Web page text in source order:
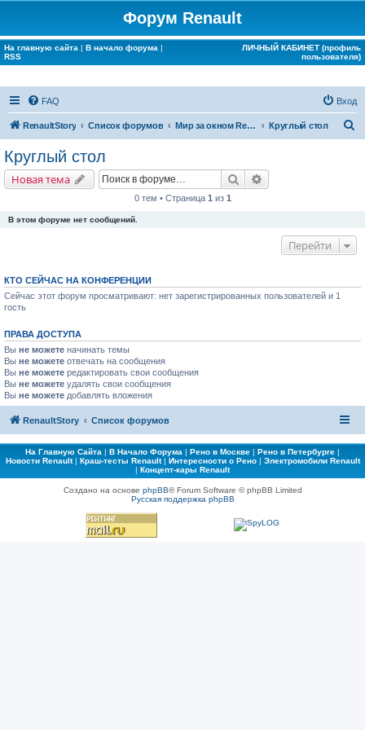
Форум Renault
На главную сайта | В начало форума |
RSS
ЛИЧНЫЙ КАБИНЕТ (профиль
пользователя)
FAQ Вход
RenaultStory Список форумов Мир за окном Renault Круглый стол
Круглый стол
Новая тема Поиск
0 тем • Страница 1 из 1
В этом форуме нет сообщений.
Перейти
КТО СЕЙЧАС НА КОНФЕРЕНЦИИ
Сейчас этот форум просматривают: нет зарегистрированных пользователей и 1
гость
ПРАВА ДОСТУПА
Вы не можете начинать темы
Вы не можете отвечать на сообщения
Вы не можете редактировать свои сообщения
Вы не можете удалять свои сообщения
Вы не можете добавлять вложения
RenaultStory Список форумов
На Главную Сайта | В Начало Форума | Рено в Москве | Рено в Петербурге |
Новости Renault| Краш-тесты Renault| Интересности о Рено| Электромобили Renault
| Концепт-кары Renault
Создано на основе phpBB® Forum Software © phpBB Limited
Русская поддержка phpBB